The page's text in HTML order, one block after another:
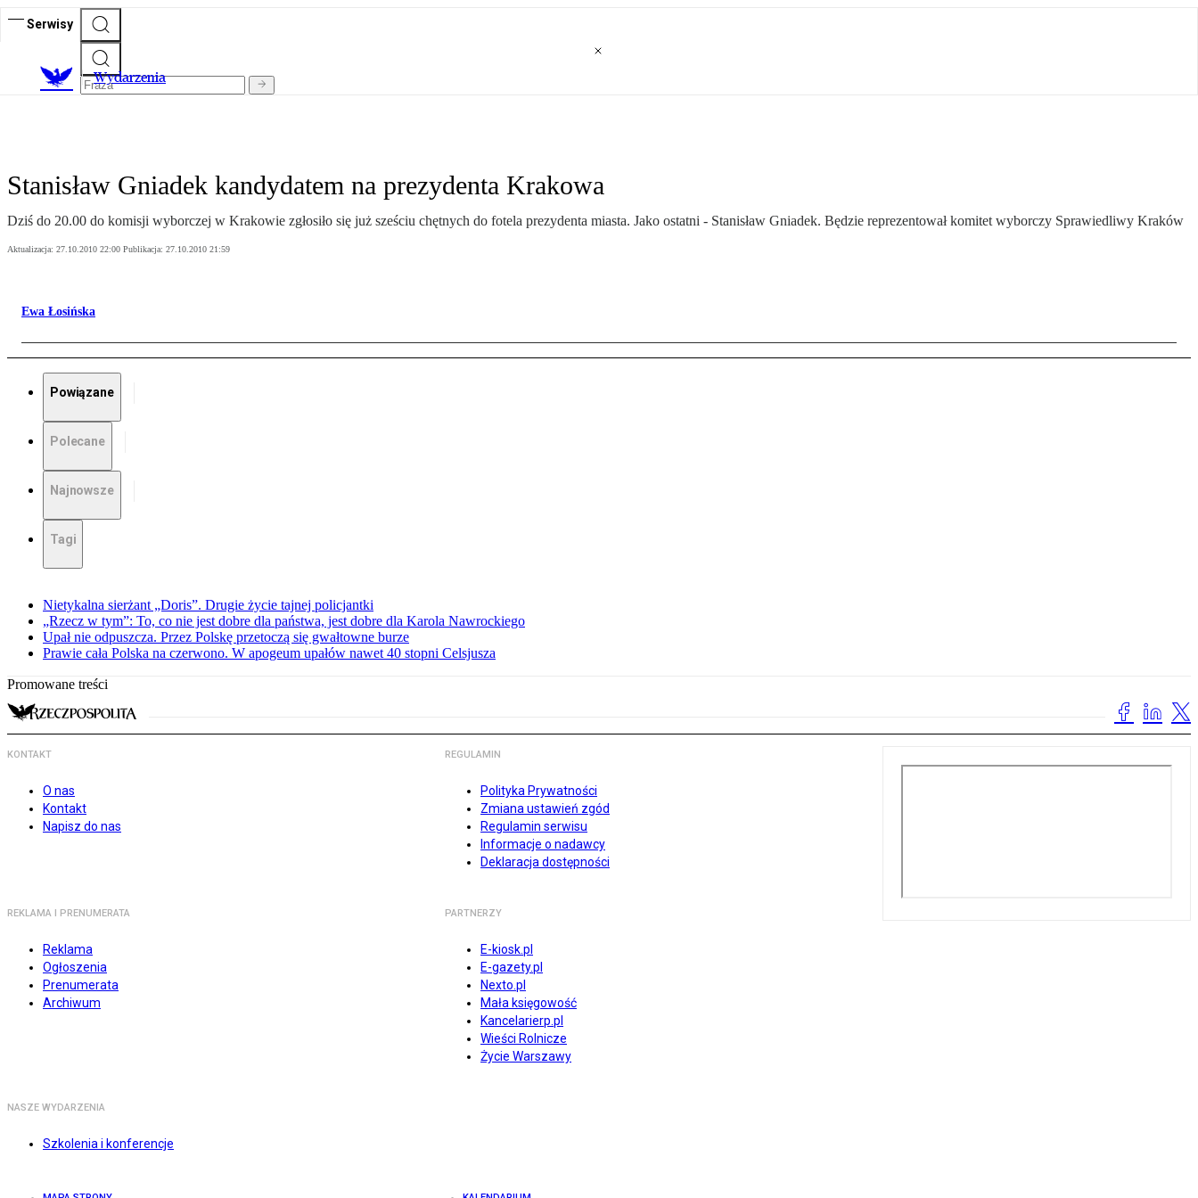
Serwisy
Wydarzenia
Stanisław Gniadek kandydatem na prezydenta Krakowa
Dziś do 20.00 do komisji wyborczej w Krakowie zgłosiło się już sześciu chętnych do fotela prezydenta miasta. Jako ostatni - Stanisław Gniadek. Będzie reprezentował komitet wyborczy Sprawiedliwy Kraków
Aktualizacja: 27.10.2010 22:00 Publikacja: 27.10.2010 21:59
Ewa Łosińska
Powiązane
Polecane
Najnowsze
Tagi
Nietykalna sierżant „Doris”. Drugie życie tajnej policjantki
„Rzecz w tym”: To, co nie jest dobre dla państwa, jest dobre dla Karola Nawrockiego
Upał nie odpuszcza. Przez Polskę przetoczą się gwałtowne burze
Prawie cała Polska na czerwono. W apogeum upałów nawet 40 stopni Celsjusza
Promowane treści
KONTAKT
O nas
Kontakt
Napisz do nas
REGULAMIN
Polityka Prywatności
Zmiana ustawień zgód
Regulamin serwisu
Informacje o nadawcy
Deklaracja dostępności
REKLAMA I PRENUMERATA
Reklama
Ogłoszenia
Prenumerata
Archiwum
PARTNERZY
E-kiosk.pl
E-gazety.pl
Nexto.pl
Mała księgowość
Kancelarierp.pl
Wieści Rolnicze
Życie Warszawy
NASZE WYDARZENIA
Szkolenia i konferencje